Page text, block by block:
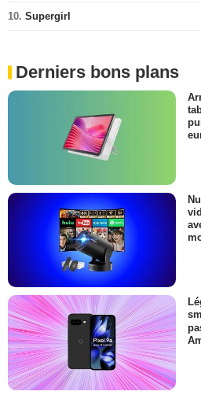
10. Supergirl
Derniers bons plans